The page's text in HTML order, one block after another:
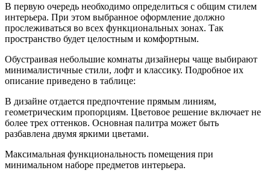
В первую очередь необходимо определиться с общим стилем
интерьера. При этом выбранное оформление должно
прослеживаться во всех функциональных зонах. Так
пространство будет целостным и комфортным.
Обустраивая небольшие комнаты дизайнеры чаще выбирают
минималистичные стили, лофт и классику. Подробное их
описание приведено в таблице:
В дизайне отдается предпочтение прямым линиям,
геометрическим пропорциям. Цветовое решение включает не
более трех оттенков. Основная палитра может быть
разбавлена двумя яркими цветами.
Максимальная функциональность помещения при
минимальном наборе предметов интерьера.